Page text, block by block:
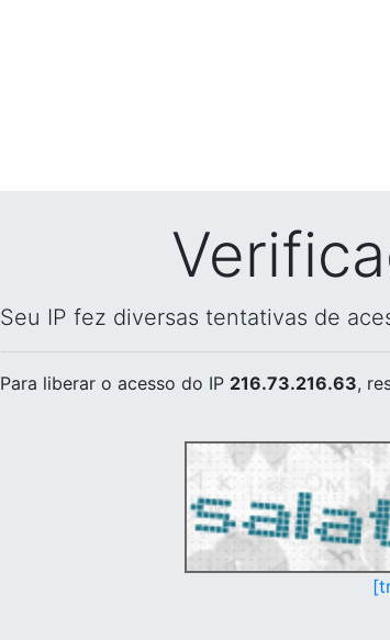
Seu IP fez diversas tentativas de
Para liberar o acesso do IP 216.73.216.63,